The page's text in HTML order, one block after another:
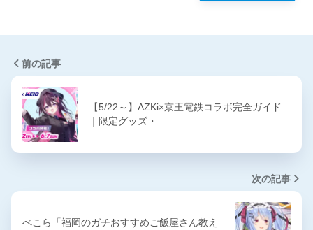
前の記事
【5/22～】AZKi×京王電鉄コラボ完全ガイド
｜限定グッズ・…
次の記事
ぺこら「福岡のガチおすすめご飯屋さん教え